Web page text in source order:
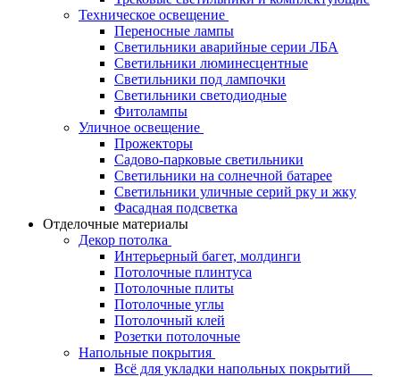
Техническое освещение
Переносные лампы
Светильники аварийные серии ЛБА
Светильники люминесцентные
Светильники под лампочки
Светильники светодиодные
Фитолампы
Уличное освещение
Прожекторы
Садово-парковые светильники
Светильники на солнечной батарее
Светильники уличные серий рку и жку
Фасадная подсветка
Отделочные материалы
Декор потолка
Интерьерный багет, молдинги
Потолочные плинтуса
Потолочные плиты
Потолочные углы
Потолочный клей
Розетки потолочные
Напольные покрытия
Всё для укладки напольных покрытий